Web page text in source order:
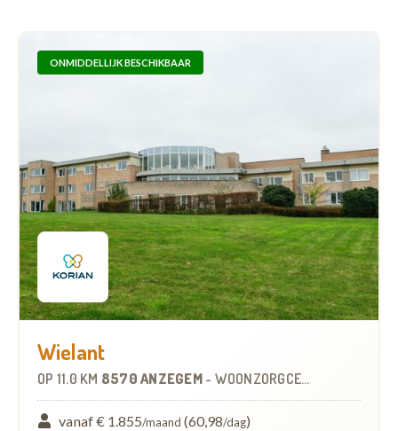
ONMIDDELLIJK BESCHIKBAAR
Wielant
OP 11.0 KM 8570 ANZEGEM - WOONZORGCENTRUM (WZC)
vanaf € 1.855/maand (60,98/dag)